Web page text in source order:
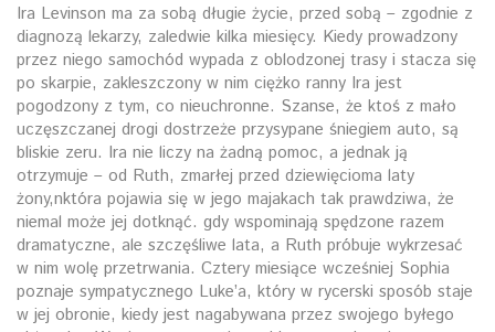
Ira Levinson ma za sobą długie życie, przed sobą – zgodnie z
diagnozą lekarzy, zaledwie kilka miesięcy. Kiedy prowadzony
przez niego samochód wypada z oblodzonej trasy i stacza się
po skarpie, zakleszczony w nim ciężko ranny Ira jest
pogodzony z tym, co nieuchronne. Szanse, że ktoś z mało
uczęszczanej drogi dostrzeże przysypane śniegiem auto, są
bliskie zeru. Ira nie liczy na żadną pomoc, a jednak ją
otrzymuje – od Ruth, zmarłej przed dziewięcioma laty
żony,nktóra pojawia się w jego majakach tak prawdziwa, że
niemal może jej dotknąć. gdy wspominają spędzone razem
dramatyczne, ale szczęśliwe lata, a Ruth próbuje wykrzesać
w nim wolę przetrwania. Cztery miesiące wcześniej Sophia
poznaje sympatycznego Luke’a, który w rycerski sposób staje
w jej obronie, kiedy jest nagabywana przez swojego byłego